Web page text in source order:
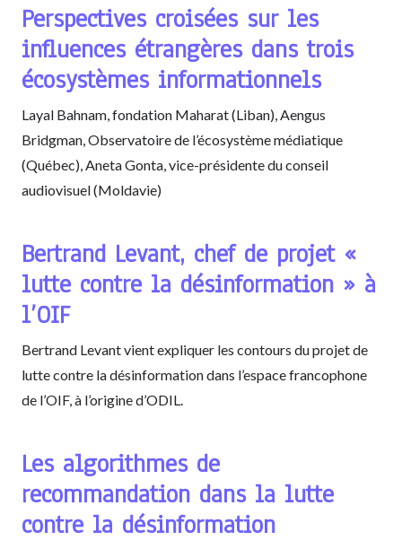
Perspectives croisées sur les
influences étrangères dans trois
écosystèmes informationnels
Layal Bahnam, fondation Maharat (Liban), Aengus
Bridgman, Observatoire de l’écosystème médiatique
(Québec), Aneta Gonta, vice-présidente du conseil
audiovisuel (Moldavie)
Bertrand Levant, chef de projet «
lutte contre la désinformation » à
l’OIF
Bertrand Levant vient expliquer les contours du projet de
lutte contre la désinformation dans l’espace francophone
de l’OIF, à l’origine d’ODIL.
Les algorithmes de
recommandation dans la lutte
contre la désinformation